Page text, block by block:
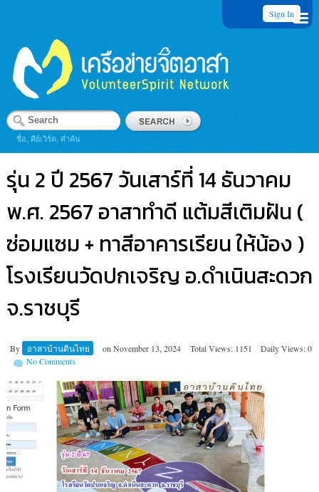
Sign In
ชื่อ, คีย์เวิร์ด, คำค้น
รุ่น 2 ปี 2567 วันเสาร์ที่ 14 ธันวาคม
พ.ศ. 2567 อาสาทำดี แต้มสีเติมฝัน (
ซ่อมแซม + ทาสีอาคารเรียน ให้น้อง )
โรงเรียนวัดปกเจริญ อ.ดำเนินสะดวก
จ.ราชบุรี
By อาสาบ้านดินไทย on November 13, 2024 Total Views: 1151
Daily Views: 0
No Comments